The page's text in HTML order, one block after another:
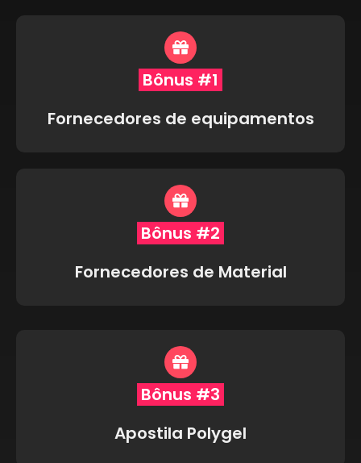
Bônus #1
Fornecedores de equipamentos
Bônus #2
Fornecedores de Material
Bônus #3
Apostila Polygel